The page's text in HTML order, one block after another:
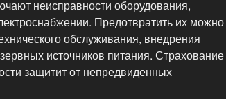
неисправности оборудования,
Предотвратить их можно
обслуживания, внедрения
источников питания. Страхование
защитит от непредвиденных